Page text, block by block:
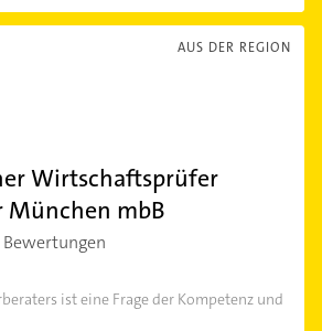
AUS DER REGION
Wirtschaftsprüfer
München mbB
Bewertungen
ist eine Frage der Kompetenz und